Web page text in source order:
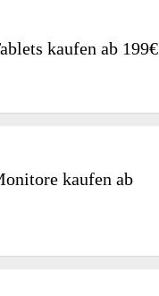
kaufen ab 199€
kaufen ab